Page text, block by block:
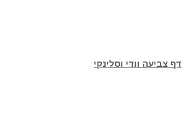
דף צביעה וודי וסלינקי